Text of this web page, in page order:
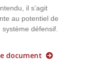
il s’agit
au potentiel de
défensif.
document